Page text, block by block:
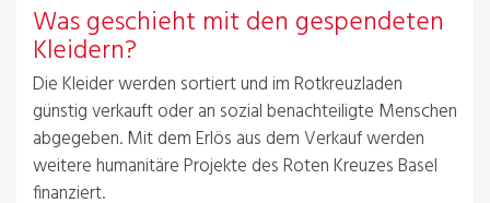
Was geschieht mit den gespendeten
Kleidern?
Die Kleider werden sortiert und im Rotkreuzladen
günstig verkauft oder an sozial benachteiligte Menschen
abgegeben. Mit dem Erlös aus dem Verkauf werden
weitere humanitäre Projekte des Roten Kreuzes Basel
finanziert.